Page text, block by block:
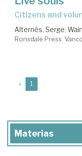
citizens and
Alternês, Serge;
Ronsdale Press.
« 1
Materias